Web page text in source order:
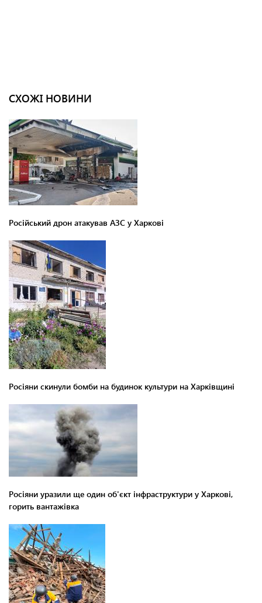
СХОЖІ НОВИНИ
Російський дрон атакував АЗС у Харкові
Росіяни скинули бомби на будинок культури на Харківщині
Росіяни уразили ще один об'єкт інфраструктури у Харкові,
горить вантажівка